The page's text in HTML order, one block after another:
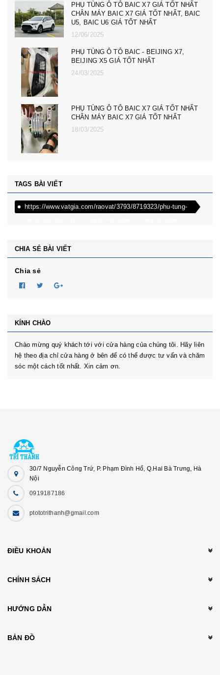
cản trước badoxoc trước mg zs mã cản
trước 10745966 - phụ tùng ô tô mg zs giá tốt
nhất
23/02/2025
PHỤ TÙNG Ô TÔ MG ZS, MG 5, MG RX5,
MG HS GIÁ TỐT NHẤT - CÀNG A, ROTUY
LÁI NGOÀI MG RX5, ZS, MG MG 5
PHỤ TÙNG Ô TÔ MG ZS, MG 5, MG RX5,
MG HS GIÁ TỐT NHẤT - ĐÈN PHA MG RX5,
ZS, MG MG 5
TAGS BÀI VIẾT
https://www.vatgia.com/raovat/3793/8719323/phu-tung-
CHIA SẺ BÀI VIẾT
Chia sẻ
KÍNH CHÀO
Chào mừng quý khách tới với cửa hàng của chúng tôi. Hãy liên
hệ theo địa chỉ cửa hàng ở bên để có thể được tư vấn và chăm
sóc một cách tốt nhất. Xin cảm ơn.
30/7 Nguyễn Công Trứ, P. Phạm Đình Hổ, Q.Hai Bà Trưng, Hà
Nội
0919187186
ptototrithanh@gmail.com
ĐIỀU KHOẢN
CHÍNH SÁCH
HƯỚNG DẪN
BẢN ĐỒ